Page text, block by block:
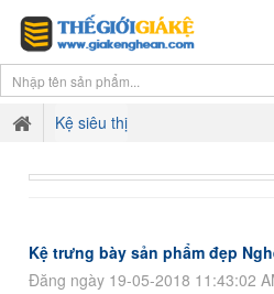
Kệ siêu thị
Kệ trưng bày sản phẩm đẹp
Đăng ngày 19-05-2018 11:43:02